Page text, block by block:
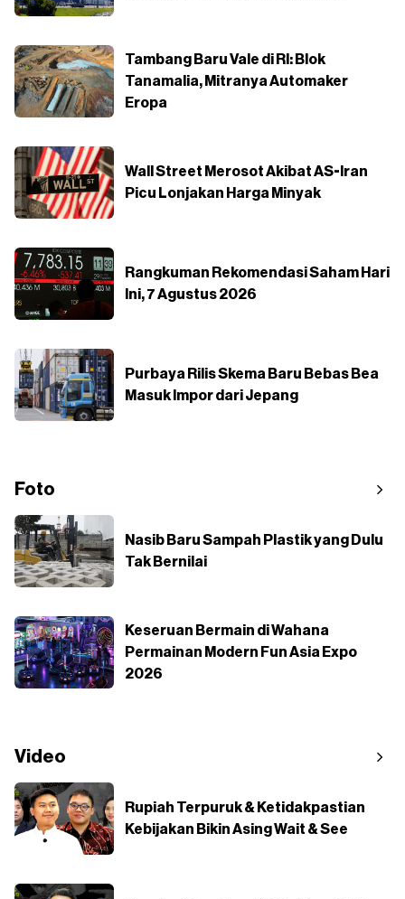
Tambang Baru Vale di RI: Blok
Tanamalia, Mitranya Automaker
Eropa
Wall Street Merosot Akibat AS-Iran
Picu Lonjakan Harga Minyak
Rangkuman Rekomendasi Saham Hari
Ini, 7 Agustus 2026
Purbaya Rilis Skema Baru Bebas Bea
Masuk Impor dari Jepang
Foto
Nasib Baru Sampah Plastik yang Dulu
Tak Bernilai
Keseruan Bermain di Wahana
Permainan Modern Fun Asia Expo
2026
Video
Rupiah Terpuruk & Ketidakpastian
Kebijakan Bikin Asing Wait & See